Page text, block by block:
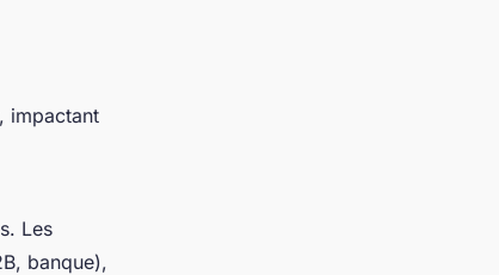
impactant
Les
banque),